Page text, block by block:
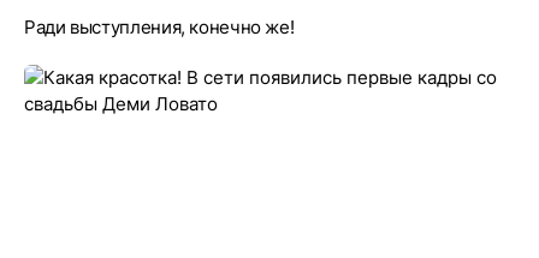
Ради выступления, конечно же!